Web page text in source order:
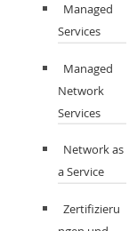
Managed
Services
Managed
Network
Services
Network as
a Service
Zertifizieru